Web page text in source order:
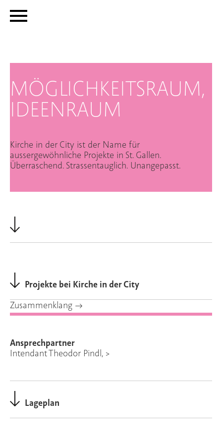
MÖGLICHKEITSRAUM,
IDEENRAUM
Kirche in der City ist der Name für
aussergewöhnliche Projekte in St. Gallen.
Überraschend. Strassentauglich. Unangepasst.
Projekte bei Kirche in der City
Zusammenklang →
Ansprechpartner
Intendant Theodor Pindl, >
Lageplan